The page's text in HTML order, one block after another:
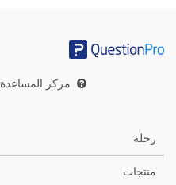
مركز المساعدة
رحلة
منتجات